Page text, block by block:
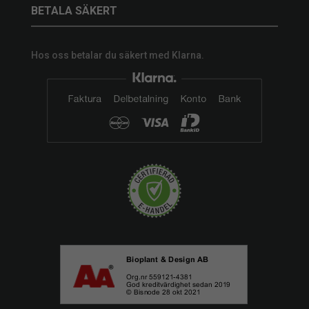
BETALA SÄKERT
Hos oss betalar du säkert med Klarna.